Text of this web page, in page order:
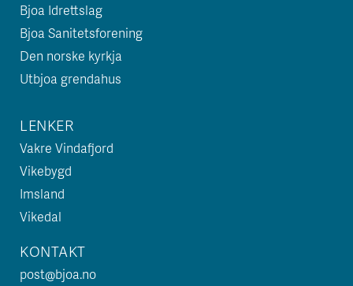
Bjoa Idrettslag
Bjoa Sanitetsforening
Den norske kyrkja
Utbjoa grendahus
LENKER
Vakre Vindafjord
Vikebygd
Imsland
Vikedal
KONTAKT
post@bjoa.no